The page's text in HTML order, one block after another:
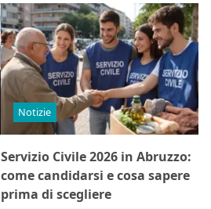
Notizie
Servizio Civile 2026 in Abruzzo:
come candidarsi e cosa sapere
prima di scegliere